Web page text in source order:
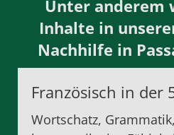
Unter anderem
Inhalte in
Nachhilfe in
Französisch in der
Wortschatz,